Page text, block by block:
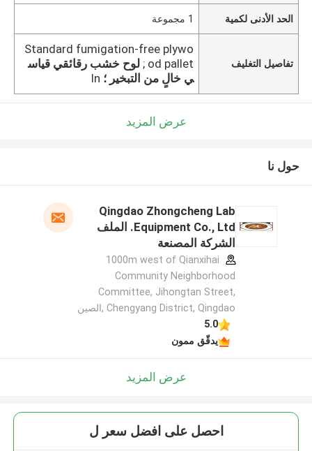
الحد الأدنى لكمية 1 مجموعة
تفاصيل التغليف
Standard fumigation-free plywo
od pallet ;
لوح خشب رقائقي قياس
ي خالٍ من التبخير ؛ In
عرض المزيد
حول نا
Qingdao Zhongcheng Lab
Equipment Co., Ltd. الملف
الشركة المصنعة
1000m west of Qianxihai
Community Neighborhood
Committee, Jihongtan Street,
Chengyang District, Qingdao ,الصين
5.0
يدقّق ممون
عرض المزيد
احصل على افضل سعر ل